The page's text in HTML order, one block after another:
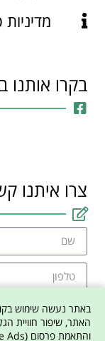
בקרו אותנו
צרו איתנו